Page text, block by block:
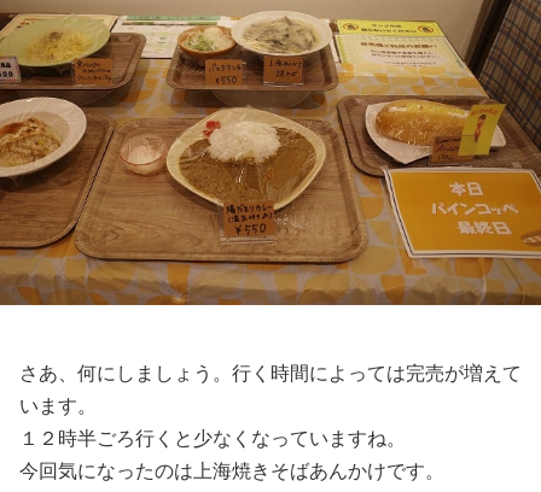
さあ、何にしましょう。行く時間によっては完売が増えて
います。
１２時半ごろ行くと少なくなっていますね。
今回気になったのは上海焼きそばあんかけです。